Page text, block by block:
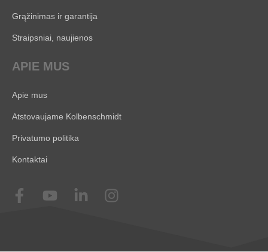
Grąžinimas ir garantija
Straipsniai, naujienos
APIE MUS
Apie mus
Atstovaujame Kolbenschmidt
Privatumo politika
Kontaktai